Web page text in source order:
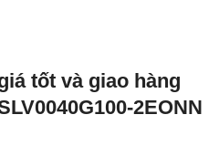
tốt và giao hàng
2EONN